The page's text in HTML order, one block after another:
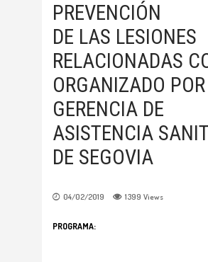
PREVENCIÓN
DE LAS LESIONES
RELACIONADAS
ORGANIZADO
GERENCIA DE
ASISTENCIA
DE SEGOVIA
04/02/2019 1399 Views
PROGRAMA: